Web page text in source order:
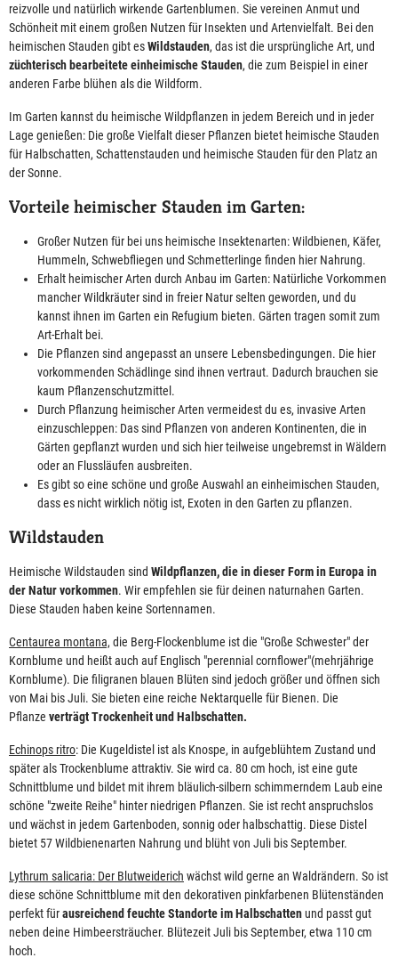
reizvolle und natürlich wirkende Gartenblumen. Sie vereinen Anmut und
Schönheit mit einem großen Nutzen für Insekten und Artenvielfalt. Bei den
heimischen Stauden gibt esWildstauden, das ist die ursprüngliche Art, und
züchterisch bearbeitete einheimische Stauden, die zum Beispiel in einer
anderen Farbe blühen als die Wildform.
Im Garten kannst du heimische Wildpflanzen in jedem Bereich und in jeder
Lage genießen: Die große Vielfalt dieser Pflanzen bietet heimische Stauden
für Halbschatten, Schattenstauden und heimische Stauden für den Platz an
der Sonne.
Vorteile heimischer Stauden im Garten:
Großer Nutzen für bei uns heimische Insektenarten: Wildbienen, Käfer,
Hummeln, Schwebfliegen und Schmetterlinge finden hier Nahrung.
Erhalt heimischer Arten durch Anbau im Garten: Natürliche Vorkommen
mancher Wildkräuter sind in freier Natur selten geworden, und du
kannst ihnen im Garten ein Refugium bieten. Gärten tragen somit zum
Art-Erhalt bei.
Die Pflanzen sind angepasst an unsere Lebensbedingungen. Die hier
vorkommenden Schädlinge sind ihnen vertraut. Dadurch brauchen sie
kaum Pflanzenschutzmittel.
Durch Pflanzung heimischer Arten vermeidest du es, invasive Arten
einzuschleppen: Das sind Pflanzen von anderen Kontinenten, die in
Gärten gepflanzt wurden und sich hier teilweise ungebremst in Wäldern
oder an Flussläufen ausbreiten.
Es gibt so eine schöne und große Auswahl an einheimischen Stauden,
dass es nicht wirklich nötig ist, Exoten in den Garten zu pflanzen.
Wildstauden
Heimische Wildstauden sind Wildpflanzen, die in dieser Form in Europa in
der Natur vorkommen. Wir empfehlen sie für deinen naturnahen Garten.
Diese Stauden haben keine Sortennamen.
Centaurea montana, die Berg-Flockenblume ist die "Große Schwester" der
Kornblume und heißt auch auf Englisch "perennial cornflower"(mehrjährige
Kornblume). Die filigranen blauen Blüten sind jedoch größer und öffnen sich
von Mai bis Juli. Sie bieten eine reiche Nektarquelle für Bienen. Die
Pflanze verträgt Trockenheit und Halbschatten.
Echinops ritro: Die Kugeldistel ist als Knospe, in aufgeblühtem Zustand und
später als Trockenblume attraktiv. Sie wird ca. 80 cm hoch, ist eine gute
Schnittblume und bildet mit ihrem bläulich-silbern schimmerndem Laub eine
schöne "zweite Reihe" hinter niedrigen Pflanzen. Sie ist recht anspruchslos
und wächst in jedem Gartenboden, sonnig oder halbschattig. Diese Distel
bietet 57 Wildbienenarten Nahrung und blüht von Juli bis September.
Lythrum salicaria: Der Blutweiderich wächst wild gerne an Waldrändern. So ist
diese schöne Schnittblume mit den dekorativen pinkfarbenen Blütenständen
perfekt fürausreichend feuchte Standorte im Halbschattenund passt gut
neben deine Himbeersträucher. Blütezeit Juli bis September, etwa 110 cm
hoch.